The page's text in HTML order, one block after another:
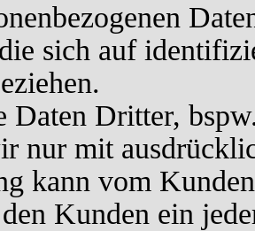
sich auf
Daten Dritter,
nur mit
kann vom
Kunden ein